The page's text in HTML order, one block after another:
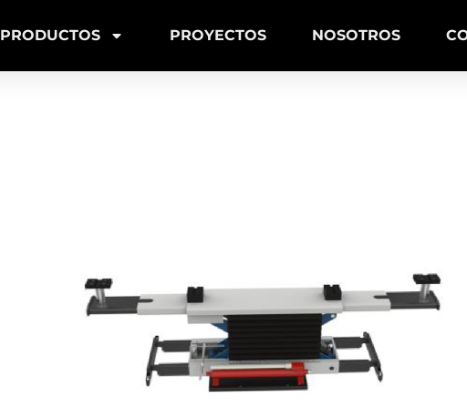
PRODUCTOS PROYECTOS NOSOTROS